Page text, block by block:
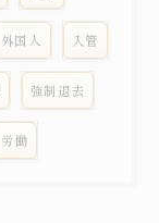
外国人 入管
強制退去
労働